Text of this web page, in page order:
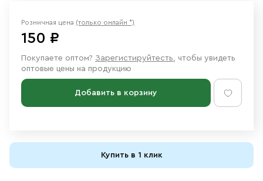
Розничная цена (только онлайн *)
150 ₽
Покупаете оптом? Зарегистируйтесть, чтобы увидеть
оптовые цены на продукцию
Добавить в корзину
Купить в 1 клик